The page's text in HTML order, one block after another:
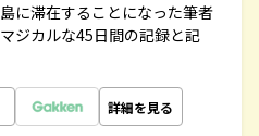
に滞在することになった筆者
ジカルな45日間の記録と記
詳細を見る